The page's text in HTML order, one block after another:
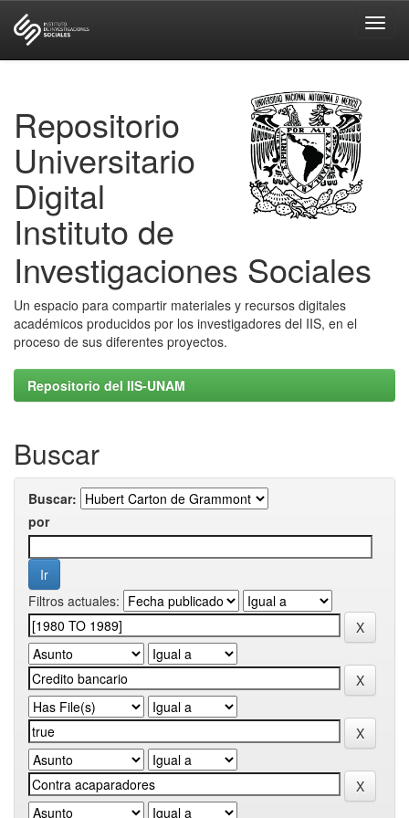
Repositorio
Universitario
Digital
Instituto de
Investigaciones Sociales
Un espacio para compartir materiales y recursos digitales
académicos producidos por los investigadores del IIS, en el
proceso de sus diferentes proyectos.
Repositorio del IIS-UNAM
Buscar
Buscar:
por
Filtros actuales: